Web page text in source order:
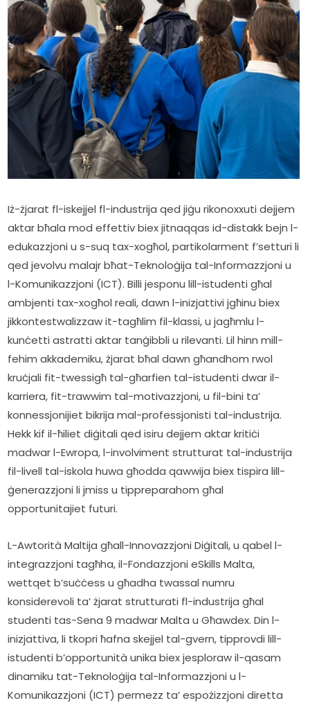
Iż-żjarat fl-iskejjel fl-industrija qed jiġu rikonoxxuti dejjem
aktar bħala mod effettiv biex jitnaqqas id-distakk bejn l-
edukazzjoni u s-suq tax-xogħol, partikolarment f’setturi li
qed jevolvu malajr bħat-Teknoloġija tal-Informazzjoni u
l-Komunikazzjoni (ICT). Billi jesponu lill-istudenti għal
ambjenti tax-xogħol reali, dawn l-inizjattivi jgħinu biex
jikkontestwalizzaw it-tagħlim fil-klassi, u jagħmlu l-
kunċetti astratti aktar tanġibbli u rilevanti. Lil hinn mill-
fehim akkademiku, żjarat bħal dawn għandhom rwol
kruċjali fit-twessigħ tal-għarfien tal-istudenti dwar il-
karriera, fit-trawwim tal-motivazzjoni, u fil-bini ta’
konnessjonijiet bikrija mal-professjonisti tal-industrija.
Hekk kif il-ħiliet diġitali qed isiru dejjem aktar kritiċi
madwar l-Ewropa, l-involviment strutturat tal-industrija
fil-livell tal-iskola huwa għodda qawwija biex tispira lill-
ġenerazzjoni li jmiss u tippreparahom għal
opportunitajiet futuri.
L-Awtorità Maltija għall-Innovazzjoni Diġitali, u qabel l-
integrazzjoni tagħha, il-Fondazzjoni eSkills Malta,
wettqet b’suċċess u għadha twassal numru
konsiderevoli ta’ żjarat strutturati fl-industrija għal
studenti tas-Sena 9 madwar Malta u Għawdex. Din l-
inizjattiva, li tkopri ħafna skejjel tal-gvern, tipprovdi lill-
istudenti b’opportunità unika biex jesploraw il-qasam
dinamiku tat-Teknoloġija tal-Informazzjoni u l-
Komunikazzjoni (ICT) permezz ta’ espożizzjoni diretta